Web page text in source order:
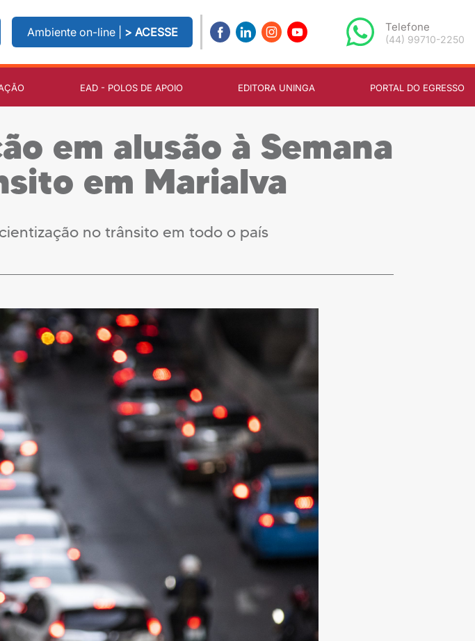
Ambiente on-line | > ACESSE Telefone
(44) 99710-2250
EAD - POLOS DE APOIO EDITORA UNINGA PORTAL DO EGRESSO
em alusão à Semana
em Marialva
no trânsito em todo o país